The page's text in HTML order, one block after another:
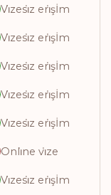
Vi̇zesi̇z eri̇şİm
Vi̇zesi̇z eri̇şİm
Vi̇zesi̇z eri̇şİm
Vi̇zesi̇z eri̇şİm
Vi̇zesi̇z eri̇şİm
Onli̇ne vi̇ze
Vi̇zesi̇z eri̇şİm